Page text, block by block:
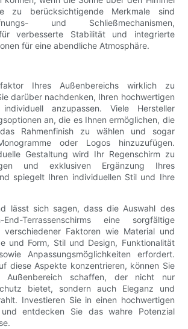
zu berücksichtigende Merkmale sind
und Schließmechanismen,
verbesserte Stabilität und integrierte
für eine abendliche Atmosphäre.
Ihres Außenbereichs wirklich zu
darüber nachdenken, Ihren hochwertigen
individuell anzupassen. Viele Hersteller
an, die es Ihnen ermöglichen, die
Rahmenfinish zu wählen und sogar
oder Logos hinzuzufügen.
Gestaltung wird Ihr Regenschirm zu
und exklusiven Ergänzung Ihres
spiegelt Ihren individuellen Stil und Ihre
lässt sich sagen, dass die Auswahl des
Terrassenschirms eine sorgfältige
verschiedener Faktoren wie Material und
und Form, Stil und Design, Funktionalität
Anpassungsmöglichkeiten erfordert.
diese Aspekte konzentrieren, können Sie
Außenbereich schaffen, der nicht nur
bietet, sondern auch Eleganz und
Investieren Sie in einen hochwertigen
und entdecken Sie das wahre Potenzial